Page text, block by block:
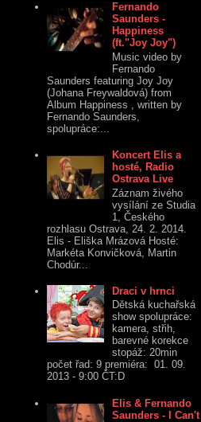
Fernando
Saunders -
Happiness
(ft."Joy Joy")
Music video by
Fernando
Saunders featuring Joy Joy
(Johana Freywaldová) from
Album Happiness , written by
Fernando Saunders,
spolupráce:...
Koncert Elis a
hosté, Radio
Ostrava Live
Záznam živého
vysílání ze Studia
1, Českého
rozhlasu Ostrava, 24. 2. 2014.
Elis - Eliška Mrázová Hosté:
Markéta Konvičková, Martin
Chodúr...
Draci v hrnci
Dětská kuchařská
show spolupráce:
kamera, střih,
barevné korekce
stopáž: 20min
počet řad: 9 premiéra: 01. 09.
2013 - 9:00 ČT:D
Elis & Fernando
Saunders - I Can't